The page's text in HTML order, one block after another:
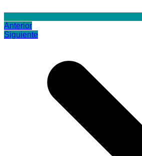
Anterior
Siguiente